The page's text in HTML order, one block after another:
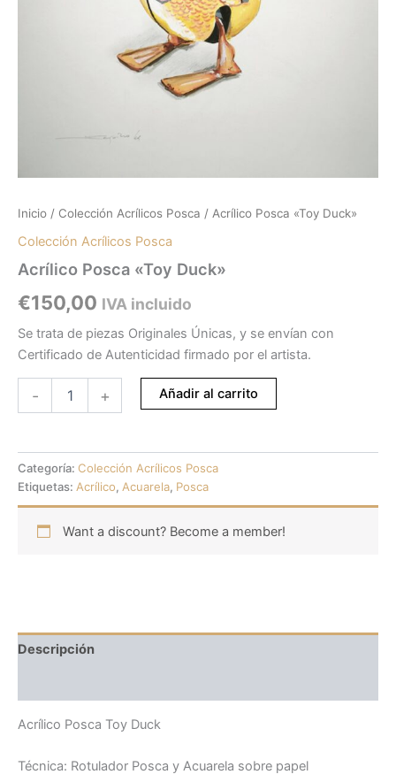
Inicio / Colección Acrílicos Posca / Acrílico Posca «Toy Duck»
Colección Acrílicos Posca
Acrílico Posca «Toy Duck»
€150,00 IVA incluido
Se trata de piezas Originales Únicas, y se envían con
Certificado de Autenticidad firmado por el artista.
- + Añadir al carrito
Categoría: Colección Acrílicos Posca
Etiquetas: Acrílico, Acuarela, Posca
Want a discount? Become a member!
Descripción
Acrílico Posca Toy Duck
Técnica: Rotulador Posca y Acuarela sobre papel